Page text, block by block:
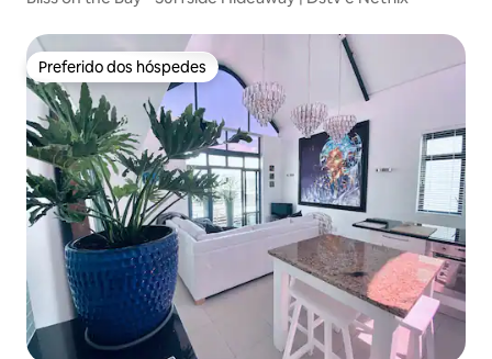
Preferido dos hóspedes
Preferido dos hóspedes